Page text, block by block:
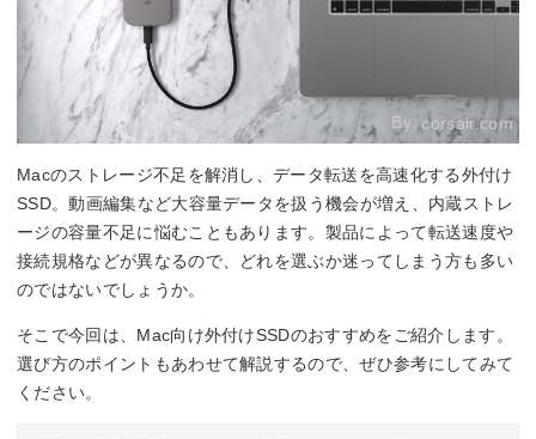
By: corsair.com
Macのストレージ不足を解消し、データ転送を高速化する外付け
SSD。動画編集など大容量データを扱う機会が増え、内蔵ストレ
ージの容量不足に悩むこともあります。製品によって転送速度や
接続規格などが異なるので、どれを選ぶか迷ってしまう方も多い
のではないでしょうか。
そこで今回は、Mac向け外付けSSDのおすすめをご紹介します。
選び方のポイントもあわせて解説するので、ぜひ参考にしてみて
ください。